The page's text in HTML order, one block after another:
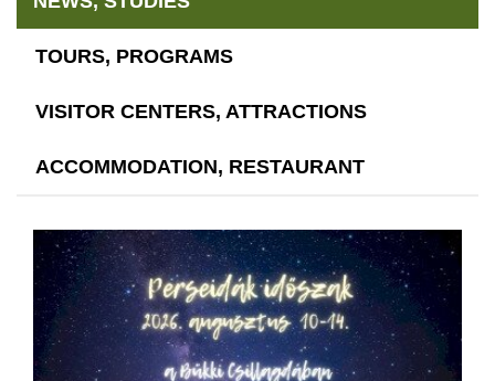
TOURS, PROGRAMS
VISITOR CENTERS, ATTRACTIONS
ACCOMMODATION, RESTAURANT